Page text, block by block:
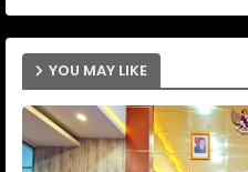
YOU MAY LIKE